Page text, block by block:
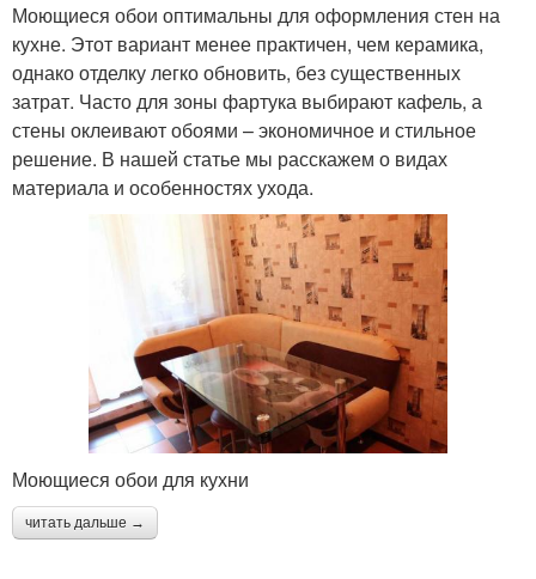
Моющиеся обои оптимальны для оформления стен на
кухне. Этот вариант менее практичен, чем керамика,
однако отделку легко обновить, без существенных
затрат. Часто для зоны фартука выбирают кафель, а
стены оклеивают обоями – экономичное и стильное
решение. В нашей статье мы расскажем о видах
материала и особенностях ухода.
Моющиеся обои для кухни
читать дальше →